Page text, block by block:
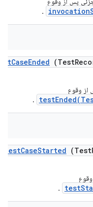
.
CaseEnded (Test
از وقوع
.
TestCaseStarted (Test
.